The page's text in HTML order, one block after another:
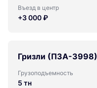
Въезд в центр
+3 000 ₽
Гризли (ПЗА-3998)
Грузоподъемность
5 тн